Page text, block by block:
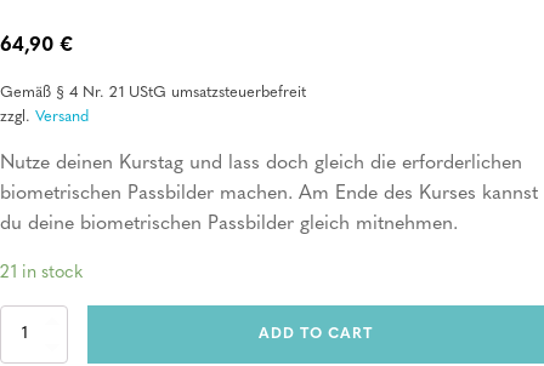
64,90 €
Gemäß § 4 Nr. 21 UStG umsatzsteuerbefreit
zzgl. Versand
Nutze deinen Kurstag und lass doch gleich die erforderlichen
biometrischen Passbilder machen. Am Ende des Kurses kannst
du deine biometrischen Passbilder gleich mitnehmen.
21 in stock
Erste
ADD TO CART